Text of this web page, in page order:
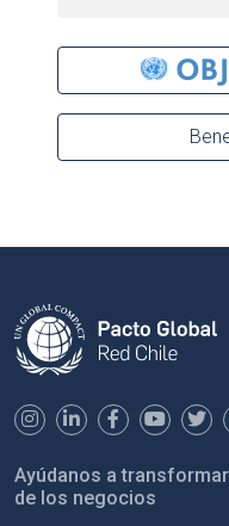
Ayúdanos a
de los negocios